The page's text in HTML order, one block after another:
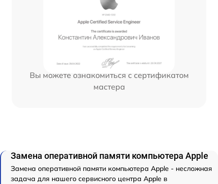
Вы можете ознакомиться с сертификатом
мастера
Замена оперативной памяти компьютера Apple
Замена оперативной памяти компьютера Apple - несложная
задача для нашего сервисного центра Apple в